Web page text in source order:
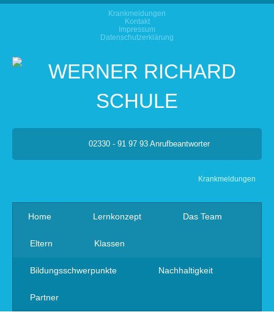
Krankmeldungen
Kontakt
Impressum
Datenschutzerklärung
02330 - 91 97 93 Anrufbeantworter
Krankmeldungen
Home Lernkonzept Das Team
Eltern Klassen
Bildungsschwerpunkte Nachhaltigkeit
Partner